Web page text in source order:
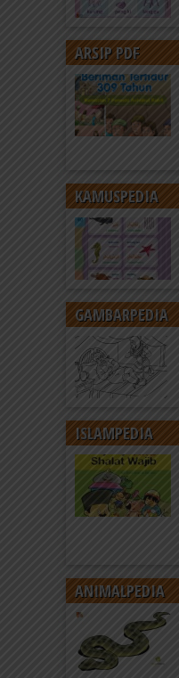
ARSIP PDF
KAMUSPEDIA
GAMBARPEDIA
ISLAMPEDIA
ANIMALPEDIA